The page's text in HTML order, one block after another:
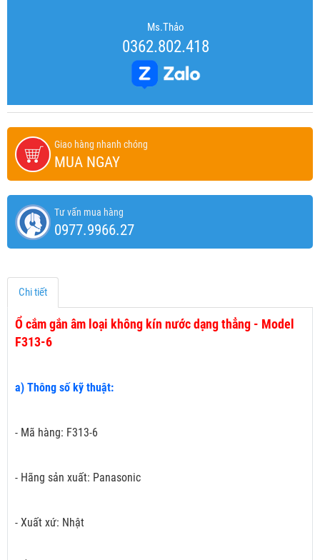
Ms.Thảo
0362.802.418
Giao hàng nhanh chóng
MUA NGAY
Tư vấn mua hàng
0977.9966.27
Chi tiết
Ổ cắm gắn âm loại không kín nước dạng thẳng - Model
F313-6
a) Thông số kỹ thuật:
- Mã hàng: F313-6
- Hãng sản xuất: Panasonic
- Xuất xứ: Nhật